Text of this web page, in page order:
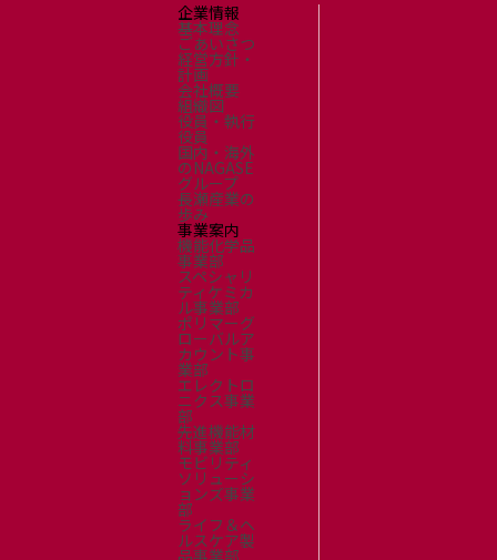
企業情報
基本理念
ごあいさつ
経営方針・
計画
会社概要
組織図
役員・執行
役員
国内・海外
のNAGASE
グループ
長瀬産業の
歩み
事業案内
機能化学品
事業部
スペシャリ
ティケミカ
ル事業部
ポリマーグ
ローバルア
カウント事
業部
エレクトロ
ニクス事業
部
先進機能材
料事業部
モビリティ
ソリューシ
ョンズ事業
部
ライフ＆ヘ
ルスケア製